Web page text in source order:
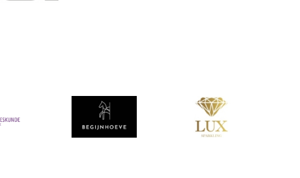
Afbeelding Afbeelding